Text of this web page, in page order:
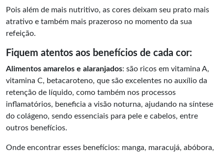
Pois além de mais nutritivo, as cores deixam seu prato mais
atrativo e também mais prazeroso no momento da sua
refeição.
Fiquem atentos aos benefícios de cada cor:
Alimentos amarelos e alaranjados: são ricos em vitamina A,
vitamina C, betacaroteno, que são excelentes no auxílio da
retenção de líquido, como também nos processos
inflamatórios, beneficia a visão noturna, ajudando na síntese
do colágeno, sendo essenciais para pele e cabelos, entre
outros benefícios.
Onde encontrar esses benefícios: manga, maracujá, abóbora,